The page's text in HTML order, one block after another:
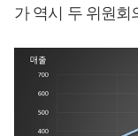
가 역시 두 위원회